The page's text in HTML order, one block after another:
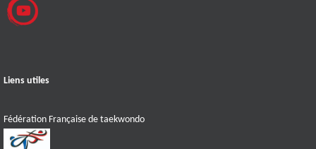
Liens utiles
Fédération Française de taekwondo